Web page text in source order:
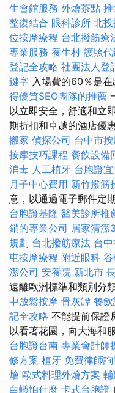
生會館服務 外燴茶點
整復結合 眼科診所 北
位按摩療程 台北撥筋療
專業服務 養生村 護照
登記全攻略 社團法人登
鍵字 入場費的60％是
得優質SEO團隊的推薦
以立即安全，舒適和立
期折扣和卓越的酒店優
搬家 偵探公司 台中市
按摩技巧課程 餐飲設備
消毒 人工植牙 台胞證
月子中心費用 新竹撥筋
意，以通過電子郵件定
台胞證基隆 醫美診所推
銷的專業公司 居家清潔
規劃 台北撥筋療法 台
屯按摩療程 附近眼科
潔公司 安養院 新北市
遠離歐洲標準和類別分
中放鬆按摩 骨灰罈 餐
記全攻略 不能提前保證
以看著花園，向大海和
台胞證台南 專業會計師
修方案 植牙 免費律師詢
燴 歐式料理外燴方案
白蟻怕什麼 卡式台胞證